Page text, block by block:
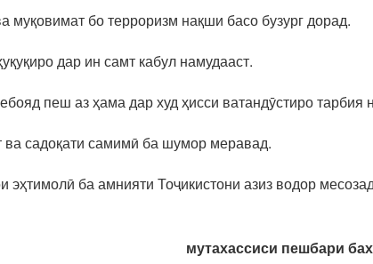
бо терроризм нақши басо бузург дорад.
дар ин самт кабул намудааст.
пеш аз ҳама дар худ ҳисси ватандӯстиро тарбия
садоқати самимӣ ба шумор меравад.
ба амнияти Тоҷикистони азиз водор
мутахассиси пешбари